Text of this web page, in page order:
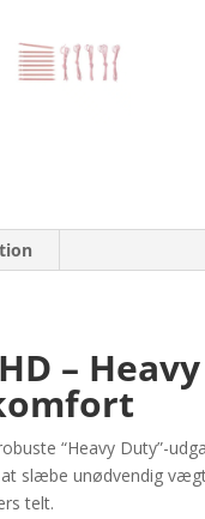
–
“Heavy Duty”-
slæbe unødvendig
telt.